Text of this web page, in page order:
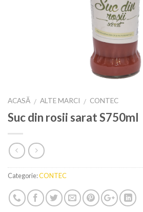
ACASĂ / ALTE MARCI / CONTEC
Suc din rosii sarat S750ml
Categorie:CONTEC